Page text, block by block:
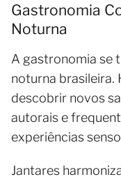
Gastronomia
Noturna
A gastronomia se
noturna brasileira.
descobrir novos
autorais e
experiências
Jantares